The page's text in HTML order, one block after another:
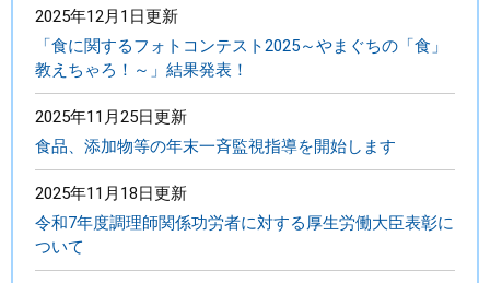
2025年12月1日更新
「食に関するフォトコンテスト2025～やまぐちの「食」
教えちゃろ！～」結果発表！
2025年11月25日更新
食品、添加物等の年末一斉監視指導を開始します
2025年11月18日更新
令和7年度調理師関係功労者に対する厚生労働大臣表彰に
ついて